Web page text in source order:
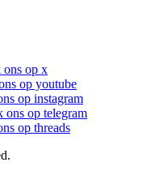
ons op x
op youtube
op instagram
ons op telegram
op threads